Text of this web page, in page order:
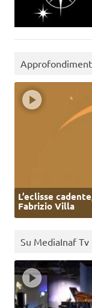
L’eclisse
Fabrizio Villa
Su MediaInaf Tv